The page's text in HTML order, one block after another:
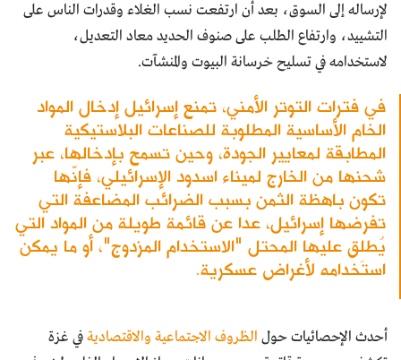
لإرساله إلى السوق، بعد أن ارتفعت نسب الغلاء وقدرات الناس على
التشييد، وارتفاع الطلب على صنوف الحديد معاد التعديل،
لاستخدامه في تسليح خرسانة البيوت والمنشآت.
في فترات التوتر الأمني، تمنع إسرائيل إدخال المواد
الخام الأساسية المطلوبة للصناعات البلاستيكية
المطابقة لمعايير الجودة، وحين تسمح بإدخالها، عبر
شحنها من الخارج لميناء اسدود الإسرائيلي، فإنّها
تكون باهظة الثمن بسبب الضرائب المضاعفة التي
تفرضها إسرائيل، عدا عن قائمة طويلة من المواد التي
يُطلِق عليها المحتل "الاستخدام المزدوج"، أو ما يمكن
استخدامه لأغراض عسكرية.
أحدث الإحصائيات حول الظروف الاجتماعية والاقتصاديةفي غزة